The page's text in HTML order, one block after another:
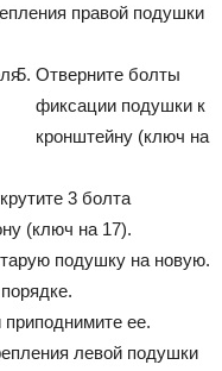
правой подушки
Отверните болты
фиксации подушки к
кронштейну (ключ на
3 болта
(ключ на 17).
подушку на новую.
ее.
левой подушки